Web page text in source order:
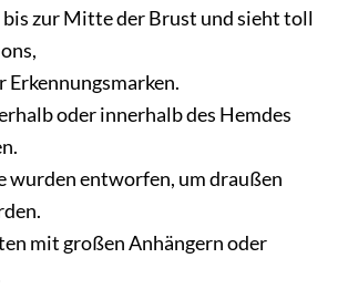
bis zur Mitte der Brust und sieht toll
Erkennungsmarken.
oder innerhalb des Hemdes
wurden entworfen, um draußen
mit großen Anhängern oder